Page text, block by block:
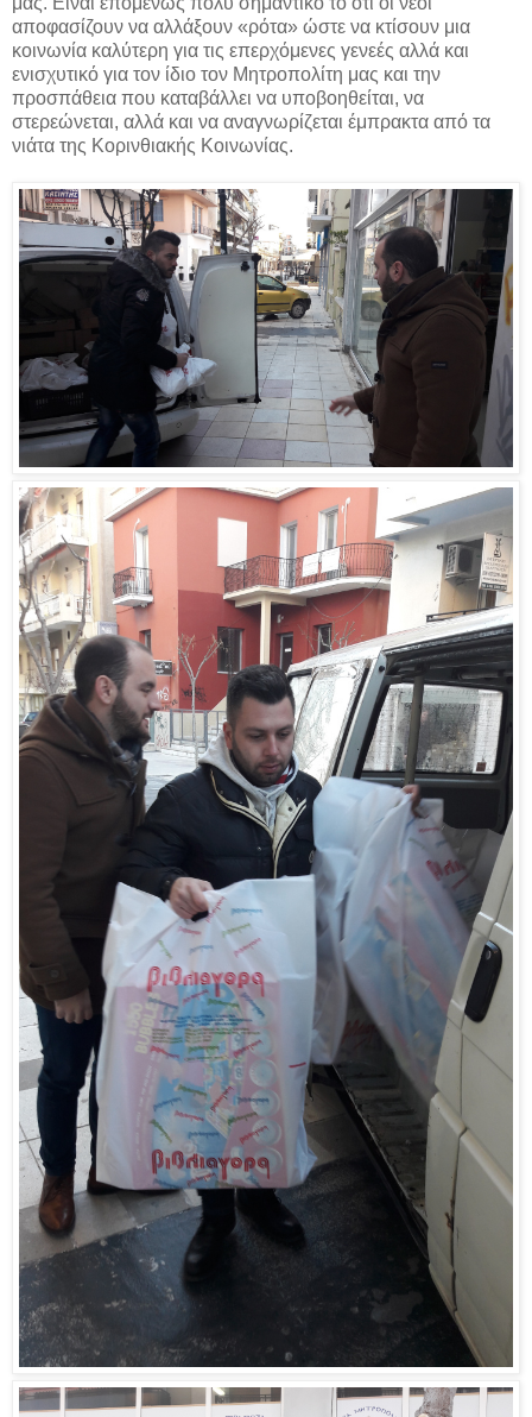
αποφασίζουν να αλλάξουν «ρότα» ώστε να κτίσουν μια
κοινωνία καλύτερη για τις επερχόμενες γενεές αλλά και
ενισχυτικό για τον ίδιο τον Μητροπολίτη μας και την
προσπάθεια που καταβάλλει να υποβοηθείται, να
στερεώνεται, αλλά και να αναγνωρίζεται έμπρακτα από τα
νιάτα της Κορινθιακής Κοινωνίας.